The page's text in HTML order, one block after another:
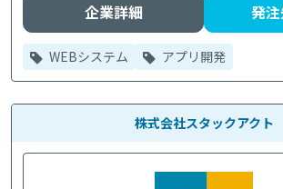
企業詳細 発
WEBシステム アプリ開発
株式会社スタックアクト